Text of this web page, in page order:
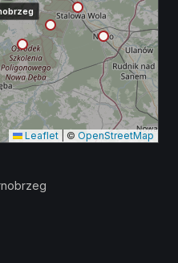
Leaflet © OpenStreetMap